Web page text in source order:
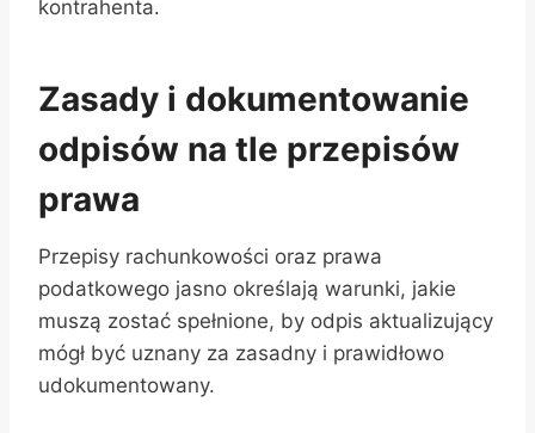
kontrahenta.
Zasady i dokumentowanie
odpisów na tle przepisów
prawa
Przepisy rachunkowości oraz prawa
podatkowego jasno określają warunki, jakie
muszą zostać spełnione, by odpis aktualizujący
mógł być uznany za zasadny i prawidłowo
udokumentowany.